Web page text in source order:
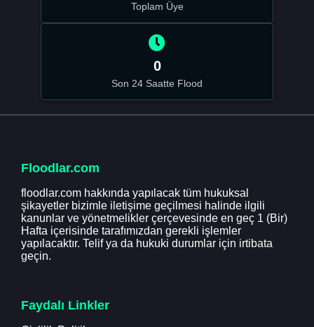
Toplam Üye
0
Son 24 Saatte Flood
Floodlar.com
floodlar.com hakkında yapılacak tüm hukuksal
şikayetler bizimle iletişime geçilmesi halinde ilgili
kanunlar ve yönetmelikler çerçevesinde en geç 1 (Bir)
Hafta içerisinde tarafımızdan gerekli işlemler
yapılacaktır. Telif ya da hukuki durumlar için irtibata
geçin.
Faydalı Linkler